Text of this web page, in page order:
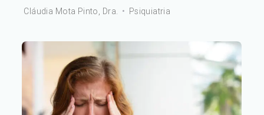
Cláudia Mota Pinto, Dra. • Psiquiatria